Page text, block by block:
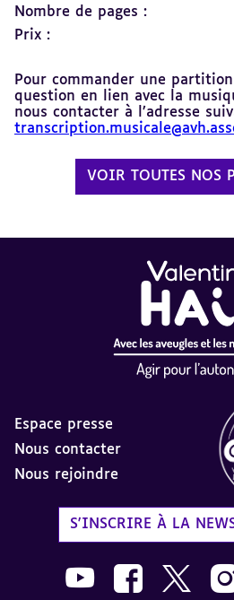
Nombre de pages :
Prix :
Pour commander une
question en lien avec la
nous contacter à l’adresse
VOIR TOUTES NOS
Espace presse
Nous contacter
Nous rejoindre
S'INSCRIRE À LA
Nous suivre sur
Nous suivre sur
Nous